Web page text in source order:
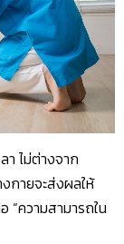
า ไม่ต่างจาก
กายจะส่งผลให้
“ความสามารถใน